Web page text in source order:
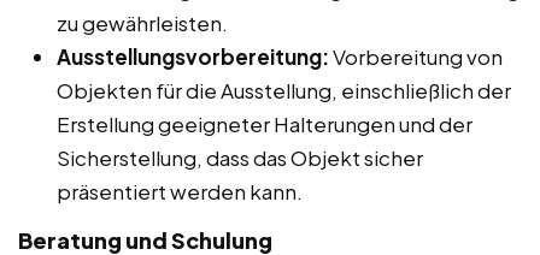
zu gewährleisten.
Ausstellungsvorbereitung:Vorbereitung von
Objekten für die Ausstellung, einschließlich der
Erstellung geeigneter Halterungen und der
Sicherstellung, dass das Objekt sicher
präsentiert werden kann.
Beratung und Schulung